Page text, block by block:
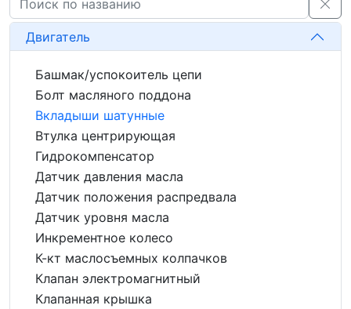
Двигатель
Башмак/успокоитель цепи
Болт масляного поддона
Вкладыши шатунные
Втулка центрирующая
Гидрокомпенсатор
Датчик давления масла
Датчик положения распредвала
Датчик уровня масла
Инкрементное колесо
К-кт маслосъемных колпачков
Клапан электромагнитный
Клапанная крышка